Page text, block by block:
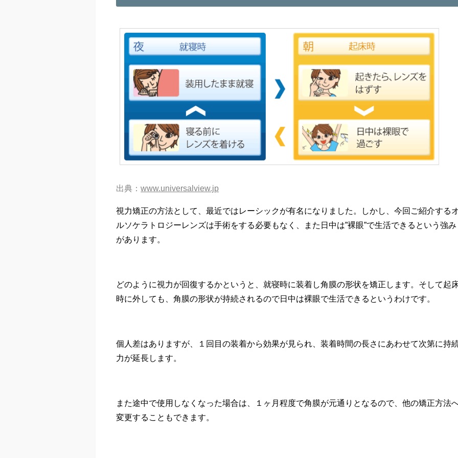
出典：www.universalview.jp
視力矯正の方法として、最近ではレーシックが有名になりました。しかし、今回ご紹介する
ルソケラトロジーレンズは手術をする必要もなく、また日中は”裸眼”で生活できるという強み
があります。
どのように視力が回復するかというと、就寝時に装着し角膜の形状を矯正します。そして起
時に外しても、角膜の形状が持続されるので日中は裸眼で生活できるというわけです。
個人差はありますが、１回目の装着から効果が見られ、装着時間の長さにあわせて次第に持
力が延長します。
また途中で使用しなくなった場合は、１ヶ月程度で角膜が元通りとなるので、他の矯正方法
変更することもできます。